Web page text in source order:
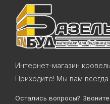
Интернет-магазин
Приходите! Мы вам всегда
Остались вопросы?